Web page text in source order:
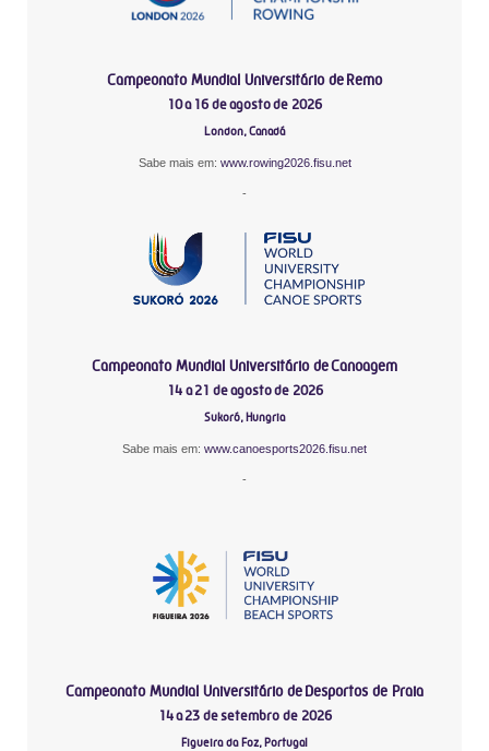
Campeonato Mundial Universitário de Remo
10 a 16 de agosto de 2026
London, Canadá
Sabe mais em: www.rowing2026.fisu.net
-
Campeonato Mundial Universitário de Canoagem
14 a 21 de agosto de 2026
Sukoró, Hungria
Sabe mais em: www.canoesports2026.fisu.net
-
Campeonato Mundial Universitário de Desportos de Praia
14 a 23 de setembro de 2026
Figueira da Foz, Portugal